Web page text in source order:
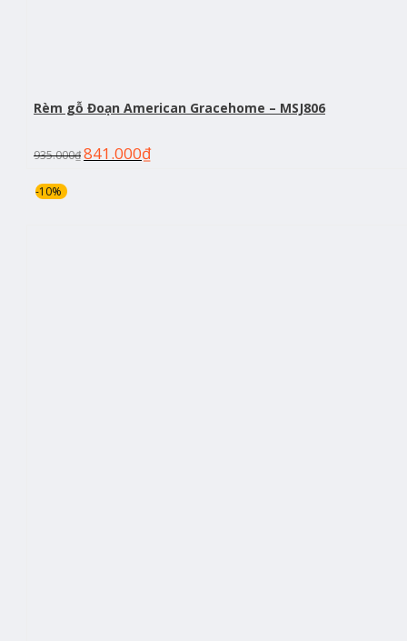
Rèm gỗ Đoạn American Gracehome – MSJ806
935.000₫841.000₫
-10%